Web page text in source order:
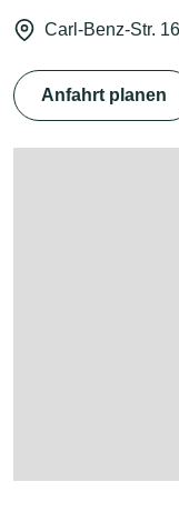
Carl-Benz-Str.
Anfahrt planen